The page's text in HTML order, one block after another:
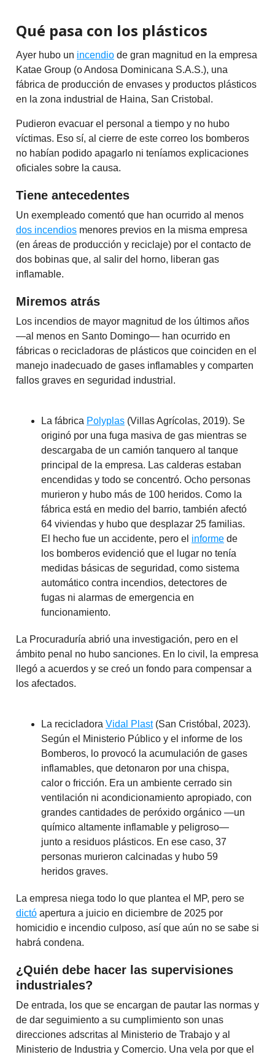
Qué pasa con los plásticos
Ayer hubo un incendio de gran magnitud en la empresa
Katae Group (o Andosa Dominicana S.A.S.), una
fábrica de producción de envases y productos plásticos
en la zona industrial de Haina, San Cristobal.
Pudieron evacuar el personal a tiempo y no hubo
víctimas. Eso sí, al cierre de este correo los bomberos
no habían podido apagarlo ni teníamos explicaciones
oficiales sobre la causa.
Tiene antecedentes
Un exempleado comentó que han ocurrido al menos
dos incendios menores previos en la misma empresa
(en áreas de producción y reciclaje) por el contacto de
dos bobinas que, al salir del horno, liberan gas
inflamable.
Miremos atrás
Los incendios de mayor magnitud de los últimos años
—al menos en Santo Domingo— han ocurrido en
fábricas o recicladoras de plásticos que coinciden en el
manejo inadecuado de gases inflamables y comparten
fallos graves en seguridad industrial.
La fábrica Polyplas (Villas Agrícolas, 2019). Se
originó por una fuga masiva de gas mientras se
descargaba de un camión tanquero al tanque
principal de la empresa. Las calderas estaban
encendidas y todo se concentró. Ocho personas
murieron y hubo más de 100 heridos. Como la
fábrica está en medio del barrio, también afectó
64 viviendas y hubo que desplazar 25 familias.
El hecho fue un accidente, pero el informe de
los bomberos evidenció que el lugar no tenía
medidas básicas de seguridad, como sistema
automático contra incendios, detectores de
fugas ni alarmas de emergencia en
funcionamiento.
La Procuraduría abrió una investigación, pero en el
ámbito penal no hubo sanciones. En lo civil, la empresa
llegó a acuerdos y se creó un fondo para compensar a
los afectados.
La recicladora Vidal Plast(San Cristóbal, 2023).
Según el Ministerio Público y el informe de los
Bomberos, lo provocó la acumulación de gases
inflamables, que detonaron por una chispa,
calor o fricción. Era un ambiente cerrado sin
ventilación ni acondicionamiento apropiado, con
grandes cantidades de peróxido orgánico —un
químico altamente inflamable y peligroso—
junto a residuos plásticos. En ese caso, 37
personas murieron calcinadas y hubo 59
heridos graves.
La empresa niega todo lo que plantea el MP, pero se
dictó apertura a juicio en diciembre de 2025 por
homicidio e incendio culposo, así que aún no se sabe si
habrá condena.
¿Quién debe hacer las supervisiones
industriales?
De entrada, los que se encargan de pautar las normas y
de dar seguimiento a su cumplimiento son unas
direcciones adscritas al Ministerio de Trabajo y al
Ministerio de Industria y Comercio. Una vela por que el